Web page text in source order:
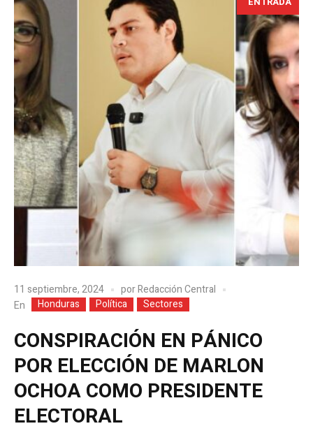
11 septiembre, 2024 porRedacción Central
En
Honduras Política Sectores
CONSPIRACIÓN EN PÁNICO
POR ELECCIÓN DE MARLON
OCHOA COMO PRESIDENTE
ELECTORAL